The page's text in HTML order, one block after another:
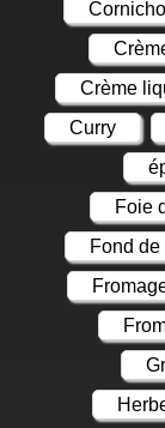
Crème
Curry
Foie
Fond